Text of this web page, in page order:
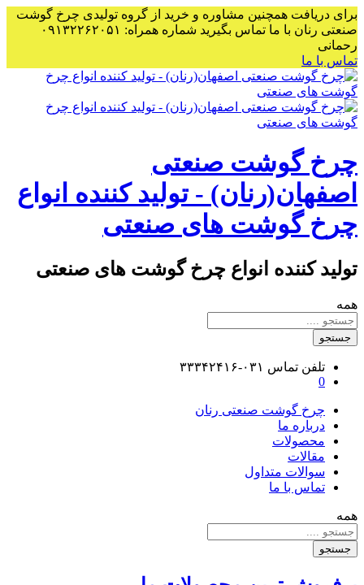
برای دریافت همچنین مشاوره و خرید از گروه تولیدی چرخ گوشت
صنعتی رنان با ما تماس بگیرید شماره همراه: ۰۹۱۳۲۲۶۲۰۵۱
رحمانی
تماس با ما
چرخ گوشت صنعتی
اصفهان(رنان) - تولید کننده انواع
چرخ گوشت های صنعتی
تولید کننده انواع چرخ گوشت های صنعتی
همه
جستجو
تلفن تماس ۰۳۱-۳۳۳۴۲۴۱۶
0
چرخ گوشت صنعتی رنان
درباره ما
محصولات
مقالات
سوالات متداول
تماس با ما
همه
جستجو